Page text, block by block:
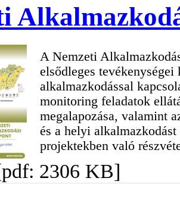
A Nemzeti
elsődleges
alkalmazkodással
monitoring feladatok
megalapozása, valamint
és a helyi
projektekben való
2306 KB]